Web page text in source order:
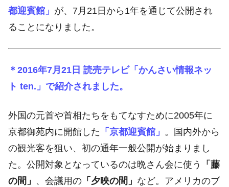
都迎賓館」 が、7月21日から1年を通じて公開され
ることになりました。
＊2016年7月21日 読売テレビ「かんさい情報ネッ
ト ten.」で紹介されました。
外国の元首や首相たちをもてなすために2005年に
京都御苑内に開館した 「京都迎賓館」 。国内外から
の観光客を狙い、初の通年一般公開が始まりまし
た。公開対象となっているのは晩さん会に使う
「藤
の間」 、会議用の 「夕映の間」 など。アメリカのブ